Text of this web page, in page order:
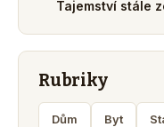
Tajemství stále
Rubriky
Dům Byt